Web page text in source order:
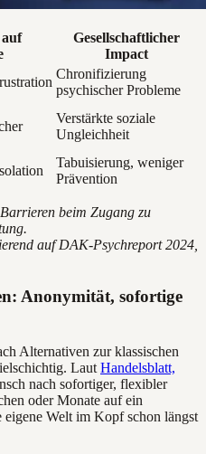
Gesellschaftlicher
Impact
Chronifizierung
psychischer Probleme
Verstärkte soziale
Ungleichheit
Tabuisierung, weniger
Prävention
beim Zugang zu
auf DAK-Psychreport 2024,
Anonymität, sofortige
Alternativen zur klassischen
Laut Handelsblatt,
nach sofortiger, flexibler
oder Monate auf ein
eigene Welt im Kopf schon längst